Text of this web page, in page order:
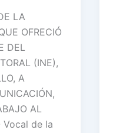
LA
OFRECIÓ
DEL
(INE),
A
AL
Vocal de la